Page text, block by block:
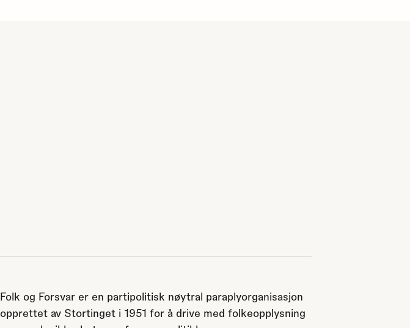
Folk og Forsvar er en partipolitisk nøytral paraplyorganisasjon
opprettet av Stortinget i 1951 for å drive med folkeopplysning